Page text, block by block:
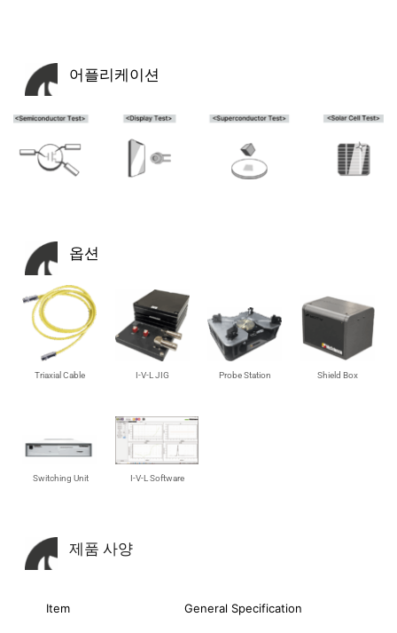
어플리케이션
옵션
Triaxial Cable I-V-L JIG Probe Station Shield Box
Switching Unit I-V-L Software
제품 사양
Item General Specification